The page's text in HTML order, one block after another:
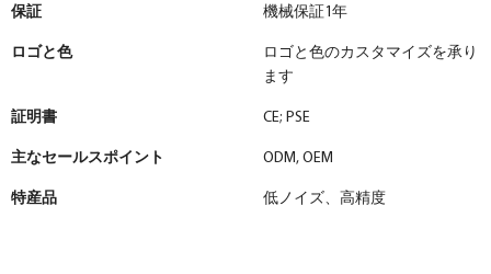
保証 機械保証1年
ロゴと色
ロゴと色のカスタマイズを承り
ます
証明書 CE; PSE
主なセールスポイント ODM, OEM
特産品 低ノイズ、高精度